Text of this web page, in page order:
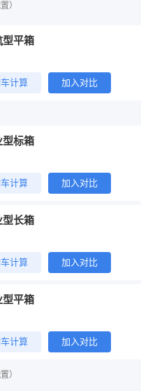
）
型平箱
计算 加入对比
型标箱
计算 加入对比
型长箱
计算 加入对比
型平箱
计算 加入对比
）